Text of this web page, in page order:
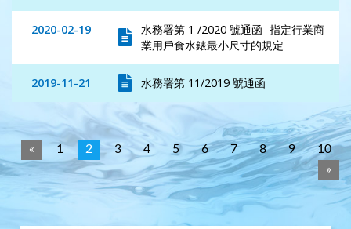
2020-02-19
水務署第 1 /2020 號通函 -指定行業商
業用戶食水錶最小尺寸的規定
2019-11-21 水務署第 11/2019 號通函
« 1 2 3 4 5 6 7 8 9
10
»